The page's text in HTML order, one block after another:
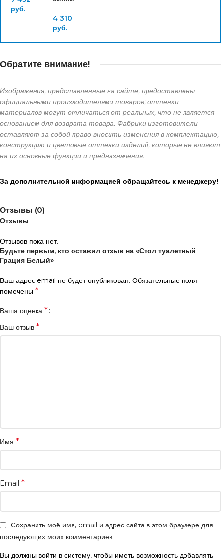
руб.
4 310
руб.
Обратите внимание!
Изображения, представленные на сайте, предоставлены
официальными производителями товаров; оттенки
материалов могут отличаться от реальных, что не является
основанием для возврата товара. Фабрики изготовители
оставляют за собой право вносить изменения в комплектацию,
конструкцию и цветовые оттенки изделий, которые не влияют
на их основные функции и предназначения.
За дополнительной информацией обращайтесь к менеджеру!
Отзывы (0)
Отзывы
Отзывов пока нет.
Будьте первым, кто оставил отзыв на «Стол туалетный
Грация Белый»
Ваш адрес email не будет опубликован. Обязательные поля
помечены *
Ваша оценка *
Ваш отзыв *
Имя *
Email *
Сохранить моё имя, email и адрес сайта в этом браузере для
последующих моих комментариев.
Вы должны войти в систему, чтобы иметь возможность добавлять